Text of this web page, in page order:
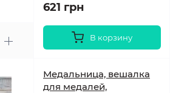
621 грн
В корзину
Медальница, вешалка
для медалей,